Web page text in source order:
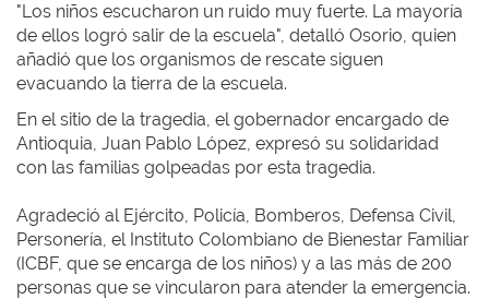
"Los niños escucharon un ruido muy fuerte. La mayoría
de ellos logró salir de la escuela", detalló Osorio, quien
añadió que los organismos de rescate siguen
evacuando la tierra de la escuela.
En el sitio de la tragedia, el gobernador encargado de
Antioquia, Juan Pablo López, expresó su solidaridad
con las familias golpeadas por esta tragedia.
Agradeció al Ejército, Policía, Bomberos, Defensa Civil,
Personería, el Instituto Colombiano de Bienestar Familiar
(ICBF, que se encarga de los niños) y a las más de 200
personas que se vincularon para atender la emergencia.